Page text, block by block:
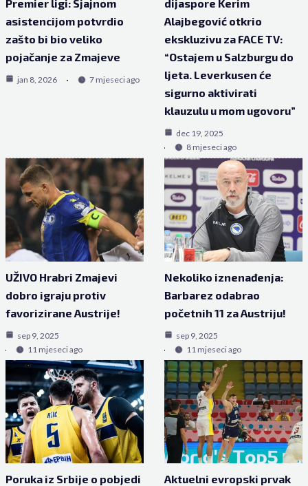
Premier ligi: Sjajnom
asistencijom potvrdio
zašto bi bio veliko
pojačanje za Zmajeve
jan 8, 2026 7 mjeseci ago
dijaspore Kerim
Alajbegović otkrio
ekskluzivu za FACE TV:
“Ostajem u Salzburgu do
ljeta. Leverkusen će
sigurno aktivirati
klauzulu u mom ugovoru”
dec 19, 2025
8 mjeseci ago
UŽIVO Hrabri Zmajevi
dobro igraju protiv
favorizirane Austrije!
sep 9, 2025
11 mjeseci ago
Nekoliko iznenađenja:
Barbarez odabrao
početnih 11 za Austriju!
sep 9, 2025
11 mjeseci ago
Poruka iz Srbije o pobjedi
Aktuelni evropski prvak